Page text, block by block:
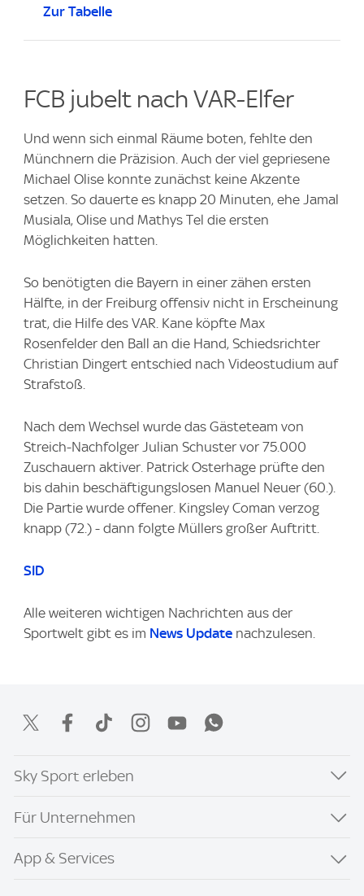
Zur Tabelle
FCB jubelt nach VAR-Elfer
Und wenn sich einmal Räume boten, fehlte den
Münchnern die Präzision. Auch der viel gepriesene
Michael Olise konnte zunächst keine Akzente
setzen. So dauerte es knapp 20 Minuten, ehe Jamal
Musiala, Olise und Mathys Tel die ersten
Möglichkeiten hatten.
So benötigten die Bayern in einer zähen ersten
Hälfte, in der Freiburg offensiv nicht in Erscheinung
trat, die Hilfe des VAR. Kane köpfte Max
Rosenfelder den Ball an die Hand, Schiedsrichter
Christian Dingert entschied nach Videostudium auf
Strafstoß.
Nach dem Wechsel wurde das Gästeteam von
Streich-Nachfolger Julian Schuster vor 75.000
Zuschauern aktiver. Patrick Osterhage prüfte den
bis dahin beschäftigungslosen Manuel Neuer (60.).
Die Partie wurde offener. Kingsley Coman verzog
knapp (72.) - dann folgte Müllers großer Auftritt.
SID
Alle weiteren wichtigen Nachrichten aus der
Sportwelt gibt es im News Update nachzulesen.
Sky Sport erleben
Für Unternehmen
App & Services